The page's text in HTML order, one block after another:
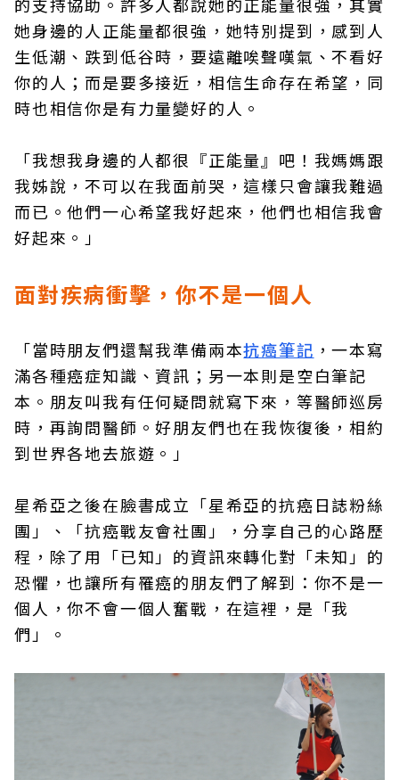
她身邊的人正能量都很強，她特別提到，感到人
生低潮、跌到低谷時，要遠離唉聲嘆氣、不看好
你的人；而是要多接近，相信生命存在希望，同
時也相信你是有力量變好的人。
「我想我身邊的人都很『正能量』吧！我媽媽跟
我姊說，不可以在我面前哭，這樣只會讓我難過
而已。他們一心希望我好起來，他們也相信我會
好起來。」
面對疾病衝擊，你不是一個人
「當時朋友們還幫我準備兩本抗癌筆記 ，一本寫
滿各種癌症知識、資訊；另一本則是空白筆記
本。朋友叫我有任何疑問就寫下來，等醫師巡房
時，再詢問醫師。好朋友們也在我恢復後，相約
到世界各地去旅遊。」
星希亞之後在臉書成立「星希亞的抗癌日誌粉絲
團」、「抗癌戰友會社團」，分享自己的心路歷
程，除了用「已知」的資訊來轉化對「未知」的
恐懼，也讓所有罹癌的朋友們了解到：你不是一
個人，你不會一個人奮戰，在這裡，是「我
們」。